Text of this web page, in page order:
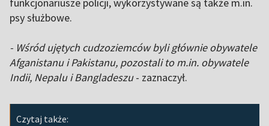
funkcjonariusze policji, wykorzystywane są także m.in.
psy służbowe.
- Wśród ujętych cudzoziemców byli głównie obywatele
Afganistanu i Pakistanu, pozostali to m.in. obywatele
Indii, Nepalu i Bangladeszu- zaznaczył.
Czytaj także: